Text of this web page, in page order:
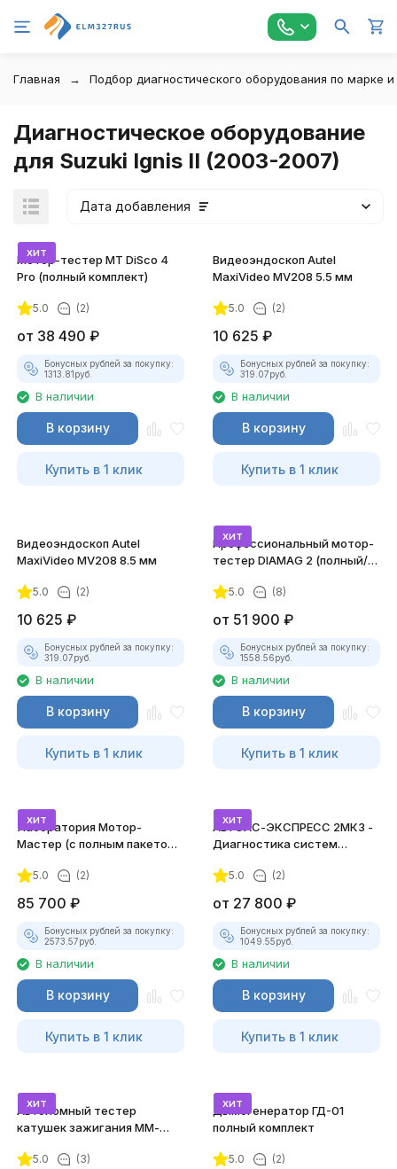
Главная Подбор диагностического оборудования по марке
Диагностическое оборудование
для Suzuki Ignis II (2003-2007)
Дата добавления
хит
Мотор-тестер MT DiSco 4
Pro (полный комплект)
5.0 (2)
от 38 490 ₽
Бонусных рублей за покупку:
1313.81руб.
В наличии
В корзину
Купить в 1 клик
Видеоэндоскоп Autel
MaxiVideo MV208 5.5 мм
5.0 (2)
10 625 ₽
Бонусных рублей за покупку:
319.07руб.
В наличии
В корзину
Купить в 1 клик
Видеоэндоскоп Autel
MaxiVideo MV208 8.5 мм
5.0 (2)
10 625 ₽
Бонусных рублей за покупку:
319.07руб.
В наличии
В корзину
Купить в 1 клик
хит
Профессиональный мотор-
тестер DIAMAG 2 (полный/
5.0 (8)
от 51 900 ₽
Бонусных рублей за покупку:
1558.56руб.
В наличии
В корзину
Купить в 1 клик
хит
Лаборатория Мотор-
Мастер (с полным пакетом
5.0 (2)
85 700 ₽
Бонусных рублей за покупку:
2573.57руб.
В наличии
В корзину
Купить в 1 клик
хит
АВТОАС-ЭКСПРЕСС 2МК3 -
Диагностика систем
5.0 (2)
от 27 800 ₽
Бонусных рублей за покупку:
1049.55руб.
В наличии
В корзину
Купить в 1 клик
хит
Автономный тестер
катушек зажигания ММ-
комплект)
5.0 (3)
хит
Дымогенератор ГД-01
полный комплект
5.0 (2)